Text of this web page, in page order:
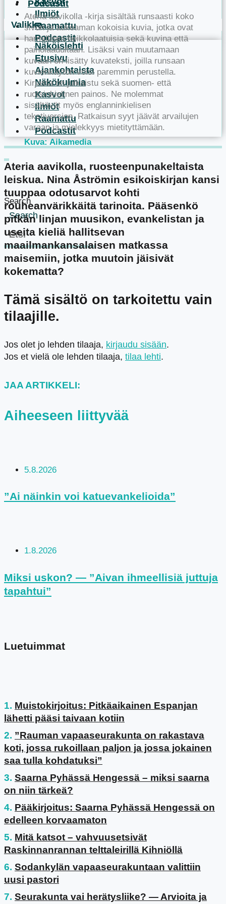
Ilmiöt
Raamattu
Podcastit
Podcastit
Näköislehti
Etusivu
Ajankohtaista
Näkökulmia
Kasvot
Ilmiöt
Raamattu
Podcastit
Search
Search
Ateria aavikolla -kirja sisältää runsaasti koko
sivun ja aukeaman kokoisia kuvia, jotka ovat
harmillisen heikkolaatuisia sekä kuvina että
painolaadultaan. Lisäksi vain muutamaan
kuvaan on lisätty kuvateksti, joilla runsaan
kuvienkäytön voisi paremmin perustella.
Kirjasta on julkaistu sekä suomen- että
ruotsinkielinen painos. Ne molemmat
sisältävät myös englanninkielisen
tekstiversion. Ratkaisun syyt jäävät arvailujen
varaan ja mielekkyys mietityttämään.
Kuva: Aikamedia
Ateria aavikolla, ruosteenpunakeltaista
leiskua. Nina Åströmin esikoiskirjan kansi
tuuppaa odotusarvot kohti
rouheanvärikkäitä tarinoita. Pääsenkö
pitkän linjan muusikon, evankelistan ja
useita kieliä hallitsevan
maailmankansalaisen matkassa
maisemiin, jotka muutoin jäisivät
kokematta?
Tämä sisältö on tarkoitettu vain
tilaajille.
Jos olet jo lehden tilaaja, kirjaudu sisään.
Jos et vielä ole lehden tilaaja, tilaa lehti.
JAA ARTIKKELI:
Aiheeseen liittyvää
5.8.2026
”Ai näinkin voi katuevankelioida”
1.8.2026
Miksi uskon? — ”Aivan ihmeellisiä juttuja
tapahtui”
Luetuimmat
Muistokirjoitus: Pitkäaikainen Espanjan
lähetti pääsi taivaan kotiin
”Rauman vapaaseurakunta on rakastava
koti, jossa rukoillaan paljon ja jossa jokainen
saa tulla kohdatuksi”
Saarna Pyhässä Hengessä – miksi saarna
on niin tärkeä?
Pääkirjoitus: Saarna Pyhässä Hengessä on
edelleen korvaamaton
Mitä katsot – vahvuusetsivät
Raskinnanrannan telttaleirillä Kihniöllä
Sodankylän vapaaseurakuntaan valittiin
uusi pastori
Seurakunta vai herätysliike? — Arvioita ja